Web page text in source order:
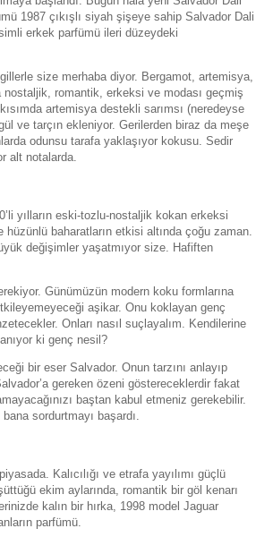
1987 çıkışlı siyah şişeye sahip Salvador Dali
erkek parfümü ileri düzeydeki
size merhaba diyor. Bergamot, artemisya,
romantik, erkeksi ve modası geçmiş
artemisya destekli sarımsı (neredeyse
ve tarçın ekleniyor. Gerilerden biraz da meşe
odunsu tarafa yaklaşıyor kokusu. Sedir
alt notalarda.
yılların eski-tozlu-nostaljik kokan erkeksi
baharatların etkisi altında çoğu zaman.
değişimler yaşatmıyor size. Hafiften
Günümüzün modern koku formlarına
aşikar. Onu koklayan genç
Onları nasıl suçlayalım. Kendilerine
ki genç nesil?
bir eser Salvador. Onun tarzını anlayıp
gereken özeni göstereceklerdir fakat
baştan kabul etmeniz gerekebilir.
sordurtmayı başardı.
Kalıcılığı ve etrafa yayılımı güçlü
ekim aylarında, romantik bir göl kenarı
kalın bir hırka, 1998 model Jaguar
parfümü.